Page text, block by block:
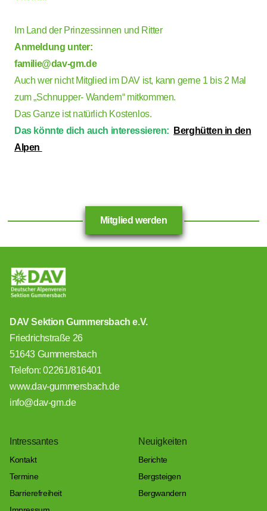
Im Land der Prinzessinnen und Ritter
Anmeldung unter:
familie@dav-gm.de
Auch wer nicht Mitglied im DAV ist, kann gerne 1 bis 2 Mal
zum „Schnupper- Wandern“ mitkommen.
Das Ganze ist natürlich Kostenlos.
Das könnte dich auch interessieren:
Berghütten in den
Alpen
Mitglied werden
DAV Sektion Gummersbach e.V.
Friedrichstraße 26
51643 Gummersbach
Telefon: 02261/816401
www.dav-gummersbach.de
info@dav-gm.de
Intressantes
Kontakt
Termine
Barrierefreiheit
Neuigkeiten
Berichte
Bergsteigen
Bergwandern